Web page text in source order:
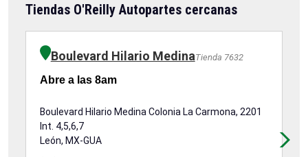
Tiendas O'Reilly Autopartes cercanas
Boulevard Hilario MedinaTienda 7632
Abre a las 8am
Boulevard Hilario Medina Colonia La Carmona, 2201
Int. 4,5,6,7
León, MX-GUA